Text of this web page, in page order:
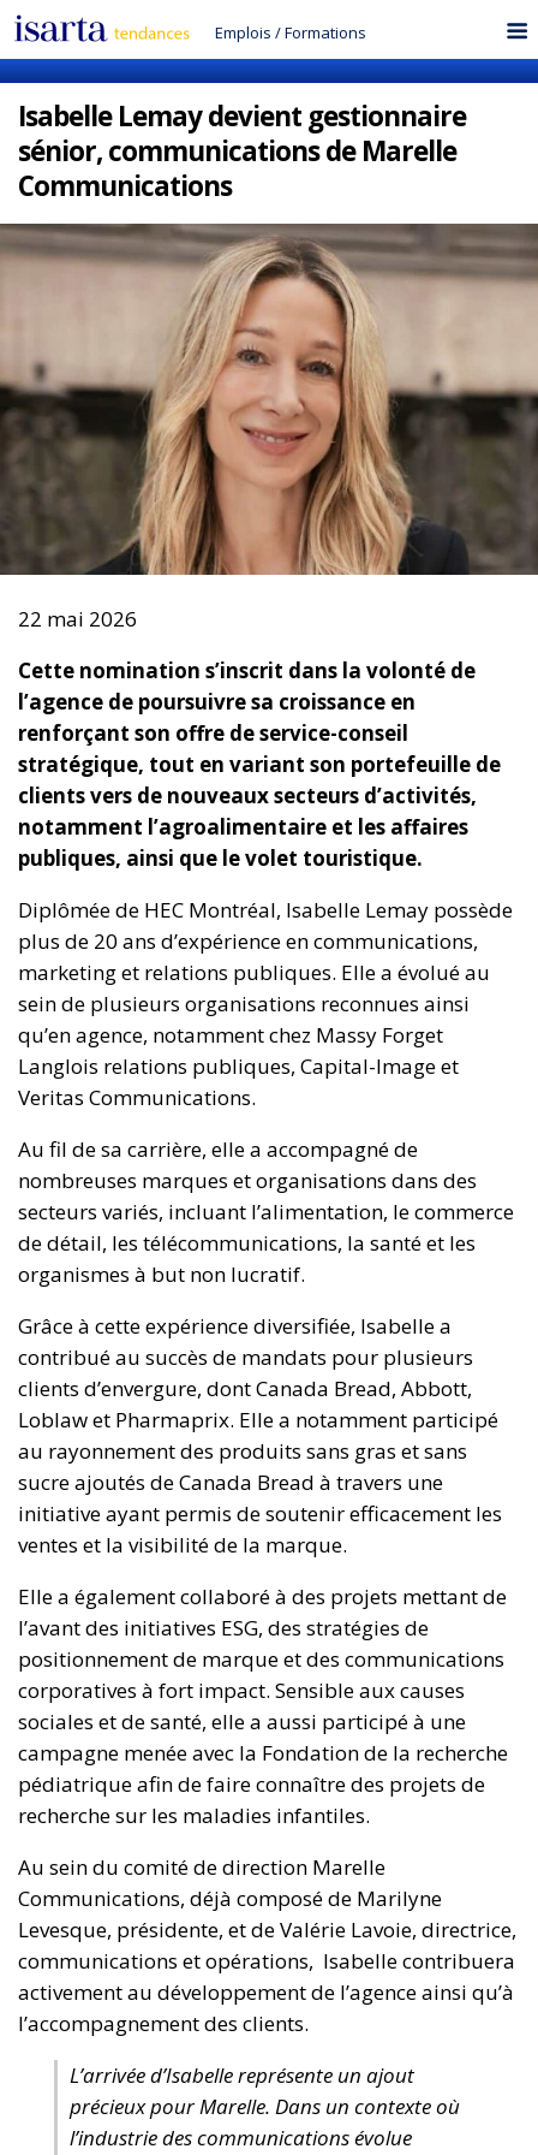
Emplois /Formations
Isabelle Lemay devient gestionnaire
sénior, communications de Marelle
Communications
22 mai 2026
Cette nomination s’inscrit dans la volonté de
l’agence de poursuivre sa croissance en
renforçant son offre de service-conseil
stratégique, tout en variant son portefeuille de
clients vers de nouveaux secteurs d’activités,
notamment l’agroalimentaire et les affaires
publiques, ainsi que le volet touristique.
Diplômée de HEC Montréal, Isabelle Lemay possède
plus de 20 ans d’expérience en communications,
marketing et relations publiques. Elle a évolué au
sein de plusieurs organisations reconnues ainsi
qu’en agence, notamment chez Massy Forget
Langlois relations publiques, Capital-Image et
Veritas Communications.
Au fil de sa carrière, elle a accompagné de
nombreuses marques et organisations dans des
secteurs variés, incluant l’alimentation, le commerce
de détail, les télécommunications, la santé et les
organismes à but non lucratif.
Grâce à cette expérience diversifiée, Isabelle a
contribué au succès de mandats pour plusieurs
clients d’envergure, dont Canada Bread, Abbott,
Loblaw et Pharmaprix. Elle a notamment participé
au rayonnement des produits sans gras et sans
sucre ajoutés de Canada Bread à travers une
initiative ayant permis de soutenir efficacement les
ventes et la visibilité de la marque.
Elle a également collaboré à des projets mettant de
l’avant des initiatives ESG, des stratégies de
positionnement de marque et des communications
corporatives à fort impact. Sensible aux causes
sociales et de santé, elle a aussi participé à une
campagne menée avec la Fondation de la recherche
pédiatrique afin de faire connaître des projets de
recherche sur les maladies infantiles.
Au sein du comité de direction Marelle
Communications, déjà composé de Marilyne
Levesque, présidente, et de Valérie Lavoie, directrice,
communications et opérations, Isabelle contribuera
activement au développement de l’agence ainsi qu’à
l’accompagnement des clients.
L’arrivée d’Isabelle représente un ajout
précieux pour Marelle. Dans un contexte où
l’industrie des communications évolue